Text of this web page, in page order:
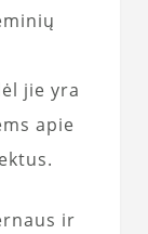
jie yra
apie
ir